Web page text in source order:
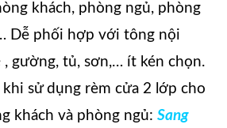
khách, phòng ngủ, phòng
Dễ phối hợp với tông nội
, gường, tủ, sơn,… ít kén chọn.
sử dụng rèm cửa 2 lớp cho
khách và phòng ngủ: Sang